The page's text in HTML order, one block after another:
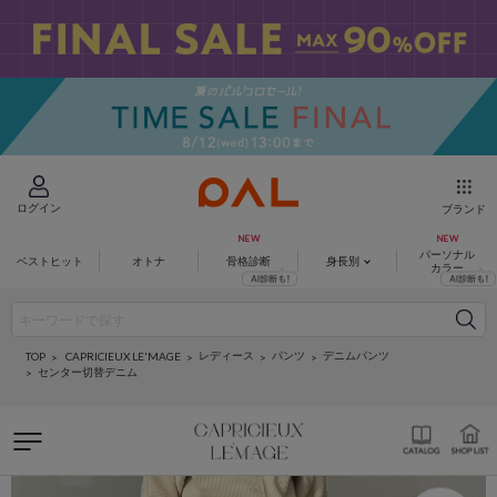
ログイン ブランド
ベストヒット オトナ 骨格診断 身長別
パーソナル
カラー
TOP CAPRICIEUX LE'MAGE レディース パンツ
デニムパンツ
センター切替デニム